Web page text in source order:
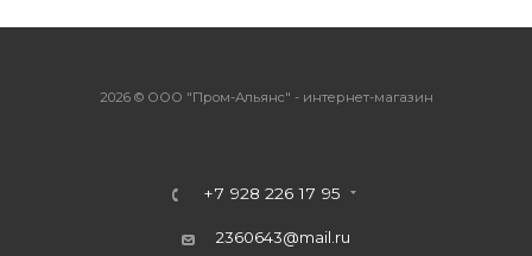
2026 © ООО "Пром-Альянс" - интернет-магазин
+7 928 226 17 95
2360643@mail.ru